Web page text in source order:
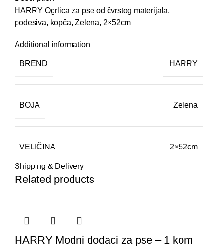
HARRY Ogrlica za pse od čvrstog materijala,
podesiva, kopča, Zelena, 2×52cm
Additional information
BREND HARRY
BOJA Zelena
VELIČINA 2×52cm
Shipping & Delivery
Related products
HARRY Modni dodaci za pse – 1 kom